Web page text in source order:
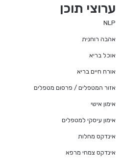
ערוצי תוכן
NLP
אהבה רוחנית
אוכל בריא
אורח חיים בריא
אזור המטפלים / פרסום מטפלים
אימון אישי
אימון עיסקי למטפלים
אינדקס מחלות
אינדקס צמחי מרפא